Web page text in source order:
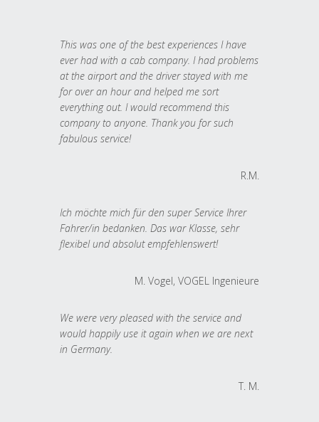
This was one of the best experiences I have
ever had with a cab company. I had problems
at the airport and the driver stayed with me
for over an hour and helped me sort
everything out. I would recommend this
company to anyone. Thank you for such
fabulous service!
R.M.
Ich möchte mich für den super Service Ihrer
Fahrer/in bedanken. Das war Klasse, sehr
flexibel und absolut empfehlenswert!
M. Vogel, VOGEL Ingenieure
We were very pleased with the service and
would happily use it again when we are next
in Germany.
T. M.